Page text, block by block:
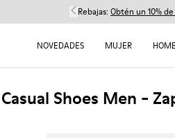
Rebajas: Obtén un 10%
NOVEDADES MUJER
Casual Shoes Men -